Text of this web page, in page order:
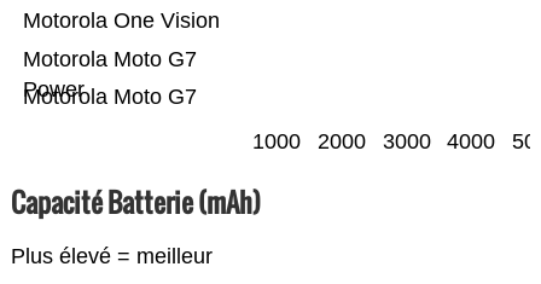
Motorola Moto G7
Motorola Moto G7
Power
Motorola One Vision
1000 2000 3000 4000
Capacité Batterie (mAh)
Plus élevé = meilleur